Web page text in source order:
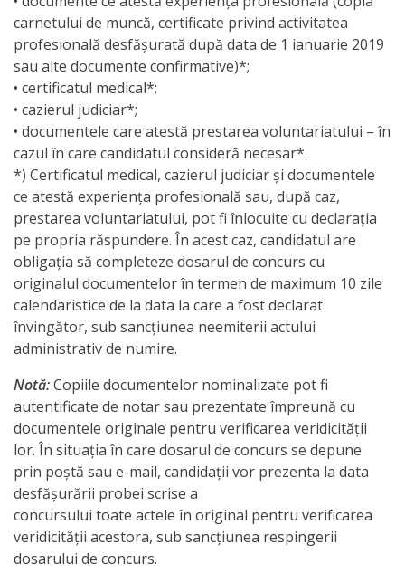
normative
Anunțuri
Bugetul
Municipal
Executarea
Executarea
bugetului
municipal
Chișinău
pe
semestrul
I
al
anului
2019
carnetului de muncă, certificate privind activitatea
profesională desfăşurată după data de 1 ianuarie 2019
sau alte documente confirmative)*;
• certificatul medical*;
• cazierul judiciar*;
• documentele care atestă prestarea voluntariatului – în
cazul în care candidatul consideră necesar*.
*) Certificatul medical, cazierul judiciar şi documentele
ce atestă experienţa profesională sau, după caz,
prestarea voluntariatului, pot fi înlocuite cu declaraţia
pe propria răspundere. În acest caz, candidatul are
obligaţia să completeze dosarul de concurs cu
originalul documentelor în termen de maximum 10 zile
calendaristice de la data la care a fost declarat
învingător, sub sancţiunea neemiterii actului
administrativ de numire.
Notă:Copiile documentelor nominalizate pot fi
autentificate de notar sau prezentate împreună cu
documentele originale pentru verificarea veridicităţii
lor. În situaţia în care dosarul de concurs se depune
prin poştă sau e-mail, candidaţii vor prezenta la data
desfăşurării probei scrise a
concursului toate actele în original pentru verificarea
veridicităţii acestora, sub sancţiunea respingerii
dosarului de concurs.